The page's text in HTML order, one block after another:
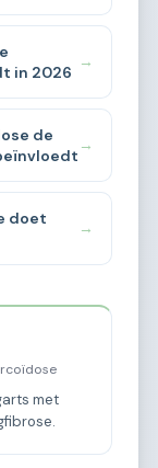
in 2026
→
de
→
doet
→
met